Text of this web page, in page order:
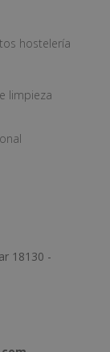
hostelería
limpieza
18130 -